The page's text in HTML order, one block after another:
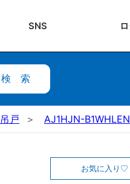
SNS
検索
吊戸 AJ1HJN-B1WHLEN
お気に入り